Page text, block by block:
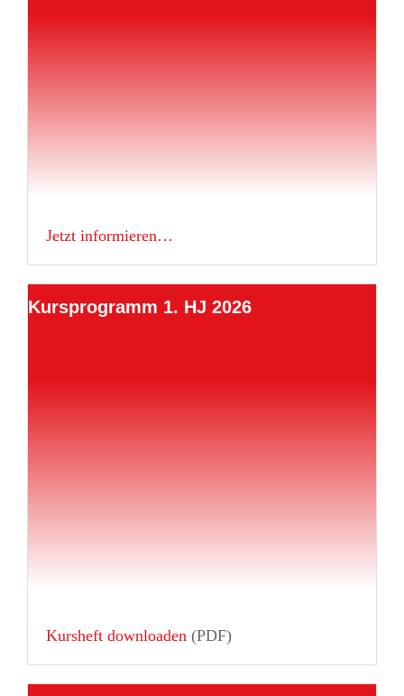
Jetzt informieren…
Kursprogramm 1. HJ 2026
Kursheft downloaden (PDF)